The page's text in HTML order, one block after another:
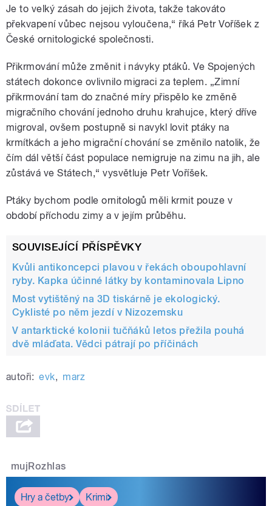
Je to velký zásah do jejich života, takže takováto
překvapení vůbec nejsou vyloučena,“ říká Petr Voříšek z
České ornitologické společnosti.
Přikrmování může změnit i návyky ptáků. Ve Spojených
státech dokonce ovlivnilo migraci za teplem. „Zimní
přikrmování tam do značné míry přispělo ke změně
migračního chování jednoho druhu krahujce, který dříve
migroval, ovšem postupně si navykl lovit ptáky na
krmítkách a jeho migrační chování se změnilo natolik, že
čím dál větší část populace nemigruje na zimu na jih, ale
zůstává ve Státech,“ vysvětluje Petr Voříšek.
Ptáky bychom podle ornitologů měli krmit pouze v
období příchodu zimy a v jejím průběhu.
SOUVISEJÍCÍ PŘÍSPĚVKY
Kvůli antikoncepci plavou v řekách oboupohlavní
ryby. Kapka účinné látky by kontaminovala Lipno
Most vytištěný na 3D tiskárně je ekologický.
Cyklisté po něm jezdí v Nizozemsku
V antarktické kolonii tučňáků letos přežila pouhá
dvě mláďata. Vědci pátrají po příčinách
autoři: evk, marz
mujRozhlas
Hry a četby Krimi